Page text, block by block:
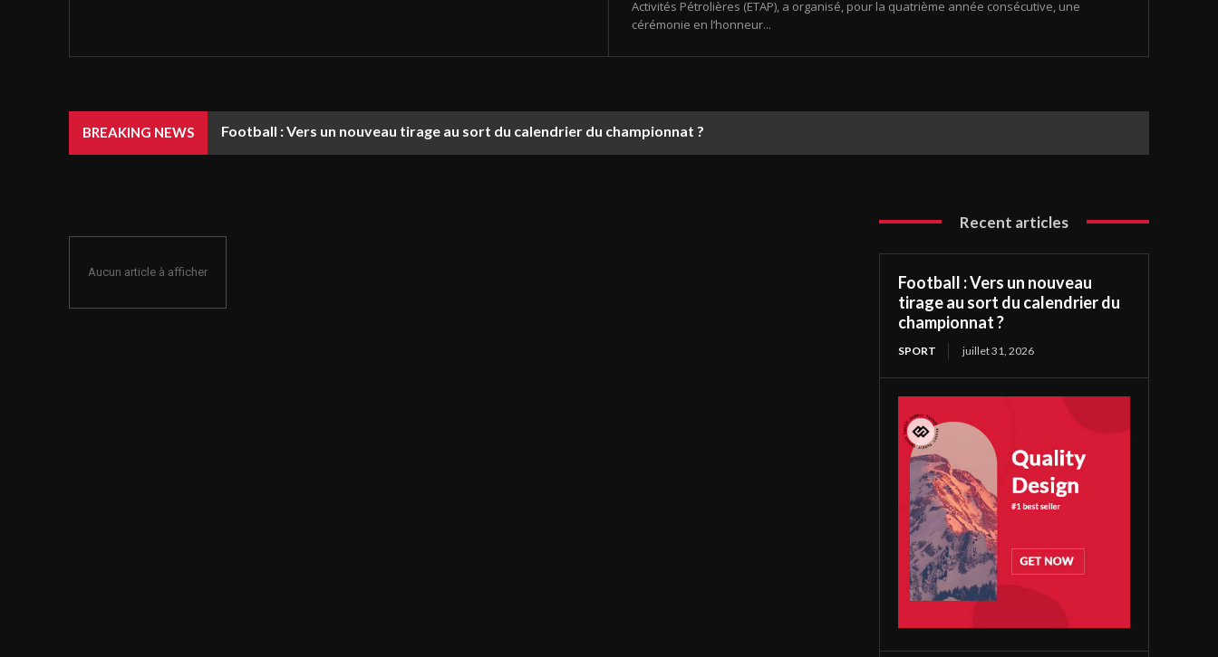
Activités Pétrolières (ETAP), a organisé, pour la quatrième année consécutive, une
cérémonie en l’honneur...
BREAKING NEWS Football : Vers un nouveau tirage au sort du calendrier du championnat ?
Aucun article à afficher
Recent articles
Football : Vers un nouveau
tirage au sort du calendrier du
championnat ?
SPORT juillet 31, 2026